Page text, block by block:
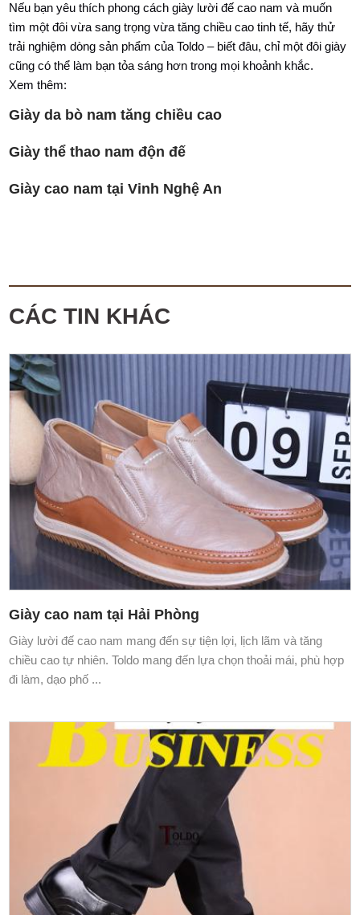
Nếu bạn yêu thích phong cách giày lười đế cao nam và muốn
tìm một đôi vừa sang trọng vừa tăng chiều cao tinh tế, hãy thử
trải nghiệm dòng sản phẩm của Toldo – biết đâu, chỉ một đôi giày
cũng có thể làm bạn tỏa sáng hơn trong mọi khoảnh khắc.
Xem thêm:
Giày da bò nam tăng chiều cao
Giày thể thao nam độn đế
Giày cao nam tại Vinh Nghệ An
CÁC TIN KHÁC
Giày cao nam tại Hải Phòng
Giày lười đế cao nam mang đến sự tiện lợi, lịch lãm và tăng
chiều cao tự nhiên. Toldo mang đến lựa chọn thoải mái, phù hợp
đi làm, dạo phố ...